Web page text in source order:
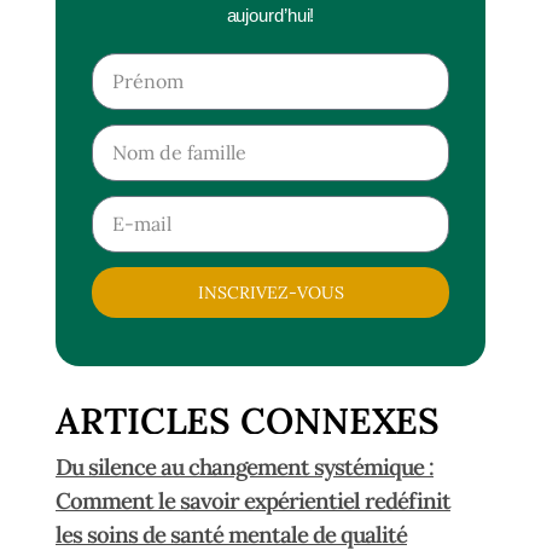
aujourd’hui!
INSCRIVEZ-VOUS
ARTICLES CONNEXES
Du silence au changement systémique :
Comment le savoir expérientiel redéfinit
les soins de santé mentale de qualité